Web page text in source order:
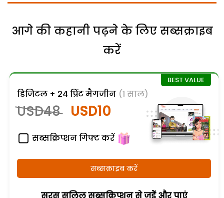
आगे की कहानी पढ़ने के लिए सब्सक्राइब
करें
डिजिटल + 24 प्रिंट मैगजीन (1 साल)
USD48 USD10
सब्सक्रिप्शन गिफ्ट करें
सब्सक्राइब करें
सरस सलिल सब्सक्रिप्शन से जुड़ेें और पाएं